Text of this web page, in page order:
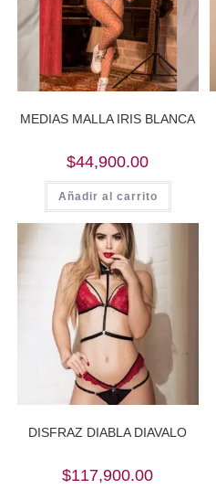
MEDIAS MALLA IRIS BLANCA
$44,900.00
Añadir al carrito
DISFRAZ DIABLA DIAVALO
$117,900.00